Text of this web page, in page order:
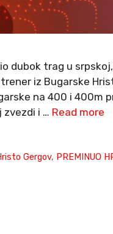
dubok trag u
iz Bugarske
na 400 i 400m
zvezdi i … Read more
Gergov, PREMINUO